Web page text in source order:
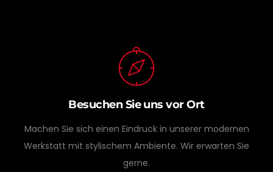
Besuchen Sie uns vor Ort
Machen Sie sich einen Eindruck in unserer modernen
Werkstatt mit stylischem Ambiente. Wir erwarten Sie
gerne.